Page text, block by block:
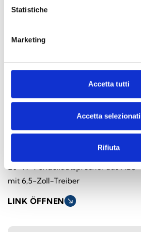
Statistiche
Marketing
Accetta tutti
Accetta selezionati
Rifiuta
20-W-Pendellautsprecher aus ABS
mit 6,5-Zoll-Treiber
LINK ÖFFNEN south_east